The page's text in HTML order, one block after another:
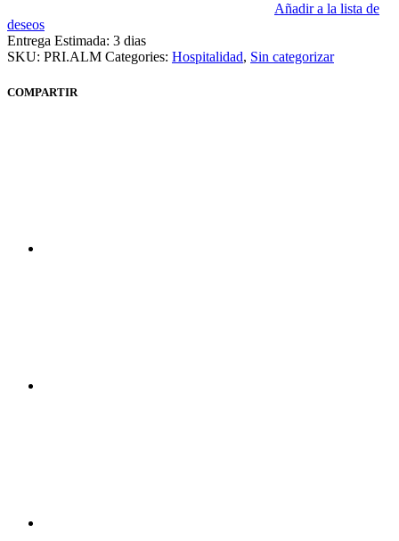
Añadir a la lista de
deseos
Entrega Estimada: 3 dias
SKU: PRI.ALM Categories: Hospitalidad, Sin categorizar
COMPARTIR